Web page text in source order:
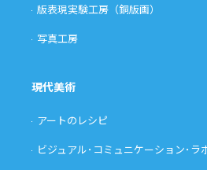
版表現実験工房（銅版画）
写真工房
現代美術
アートのレシピ
ビジュアル･コミュニケーション･ラ